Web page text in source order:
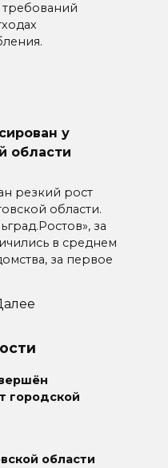
у
области
резкий рост
области.
за
в среднем
за первое
городской
области